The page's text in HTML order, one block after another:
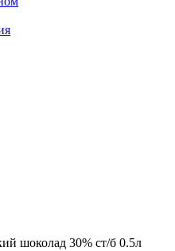
шоколад 30% ст/б 0.5л